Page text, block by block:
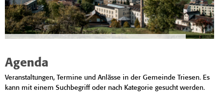
Agenda
Veranstaltungen, Termine und Anlässe in der Gemeinde Triesen. Es
kann mit einem Suchbegriff oder nach Kategorie gesucht werden.